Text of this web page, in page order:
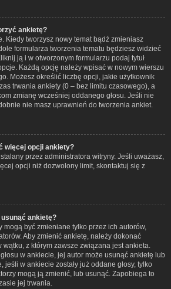
ankietę?
Kiedy tworzysz nowy temat bądź zmieniasz
formularza tworzenia tematu będziesz widzieć
ją i w otworzonym formularzu podaj tytuł
Każdą opcję należy wpisać w nowym wierszu
Możesz określić liczbę opcji, jakie użytkownik
trwania ankiety (0 – bez limitu czasowego), a
zmianę wcześniej oddanego głosu. Jeśli nie
nie masz uprawnień do tworzenia ankiet.
więcej opcji ankiety?
przez administratora witryny. Jeśli uważasz,
opcji niż dozwolony limit, skontaktuj się z
ankietę?
mogą być zmieniane tylko przez ich autorów,
Aby zmienić ankietę, należy dokonać
z którym zawsze związana jest ankieta.
w ankiecie, jej autor może usunąć ankietę lub
w ankiecie zostały już oddane głosy, tylko
mogą ją zmienić, lub usunąć. Zapobiega to
jej trwania.